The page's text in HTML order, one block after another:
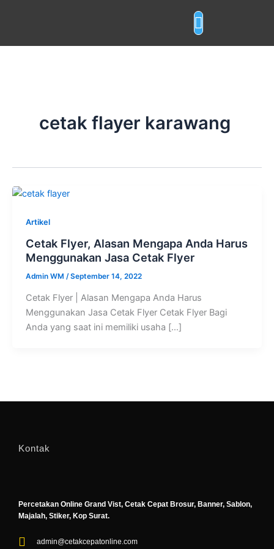
cetak flayer karawang
Artikel
Cetak Flyer, Alasan Mengapa Anda Harus
Menggunakan Jasa Cetak Flyer
Admin WM /September 14, 2022
Cetak Flyer | Alasan Mengapa Anda Harus
Menggunakan Jasa Cetak Flyer Cetak Flyer Bagi
Anda yang saat ini memiliki usaha […]
Kontak
Percetakan Online Grand Vist, Cetak Cepat Brosur, Banner, Sablon,
Majalah, Stiker, Kop Surat.
admin@cetakcepatonline.com